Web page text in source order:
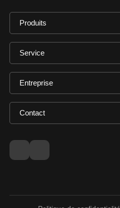
Produits
Service
Entreprise
Contact